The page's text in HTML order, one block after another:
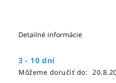
3 - 10 dní
Môžeme doručiť do:
Detailné informácie